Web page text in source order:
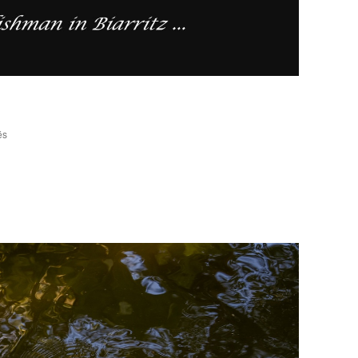
sur